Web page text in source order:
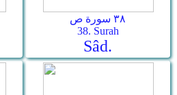
٣٨ سورة ص
38. Surah
Sâd.